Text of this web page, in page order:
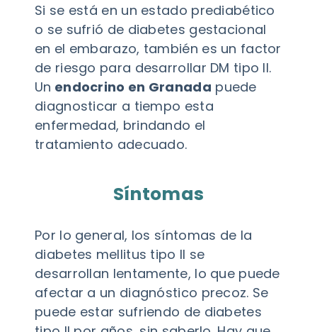
Si se está en un estado prediabético
o se sufrió de diabetes gestacional
en el embarazo, también es un factor
de riesgo para desarrollar DM tipo II.
Un endocrino en Granada puede
diagnosticar a tiempo esta
enfermedad, brindando el
tratamiento adecuado.
Síntomas
Por lo general, los síntomas de la
diabetes mellitus tipo II se
desarrollan lentamente, lo que puede
afectar a un diagnóstico precoz. Se
puede estar sufriendo de diabetes